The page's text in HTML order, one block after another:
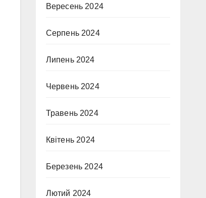
Вересень 2024
Серпень 2024
Липень 2024
Червень 2024
Травень 2024
Квітень 2024
Березень 2024
Лютий 2024